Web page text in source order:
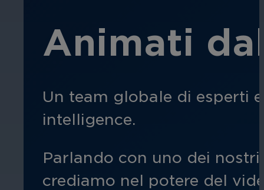
Animati
Un team globale di esperti
intelligence.
Parlando con uno dei
crediamo nel potere del